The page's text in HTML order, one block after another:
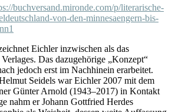
buchversand.mironde.com/p/literarische-
von-den-minnesaengern-bis-
Eichler inzwischen als das
Das dazugehörige „Konzept“
jedoch erst im Nachhinein erarbeitet.
Seidels war Eichler 2007 mit dem
Günter Arnold (1943–2017) in Kontakt
nahm er Johann Gottfried Herdes